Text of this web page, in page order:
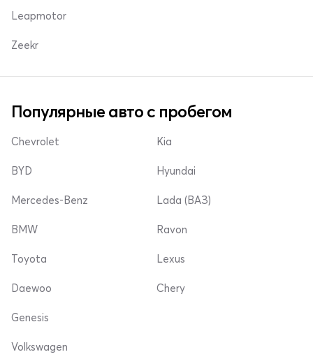
Leapmotor
Zeekr
Популярные авто с пробегом
Chevrolet
BYD
Mercedes-Benz
Kia
Hyundai
Lada (ВАЗ)
BMW
Toyota
Daewoo
Ravon
Lexus
Chery
Genesis
Volkswagen